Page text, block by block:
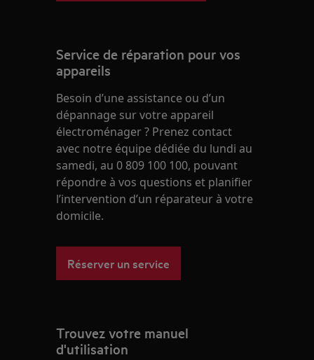
Service de réparation pour vos
appareils
Besoin d’une assistance ou d’un
dépannage sur votre appareil
électroménager ? Prenez contact
avec notre équipe dédiée du lundi au
samedi, au 0 809 100 100, pouvant
répondre à vos questions et planifier
l’intervention d’un réparateur à votre
domicile.
Réserver un service
Trouvez votre manuel
d'utilisation